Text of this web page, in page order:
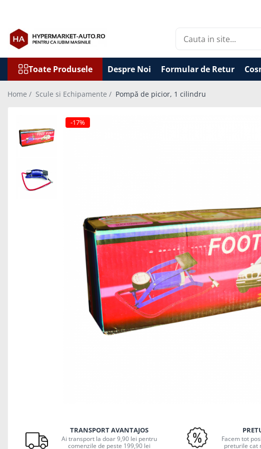
Toate Produsele
Accesorii auto obligatorii
Accesorii Iarna
Exterior Auto
Huse scaune auto
Huse volan
Covorase Auto
Odorizante auto de agatat
Odorizante auto ventilatie
Cosmetica si Detailing Auto
Protectie Vopsea
Toate Produsele Despre Noi Formular de Retur
Home / Scule si Echipamente / Pompă de picior, 1 cilindru
-17%
Facebook
TRANSPORT AVANTAJOS
Ai transport la doar 9,90 lei pentru
comenzile de peste 199,90 lei
Facem tot
preturile cat